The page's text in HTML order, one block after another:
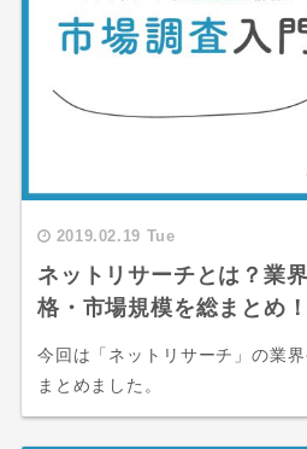
2019.02.19 Tue
ネットリサーチとは？業
格・市場規模を総まとめ！
今回は「ネットリサーチ」の業
まとめました。